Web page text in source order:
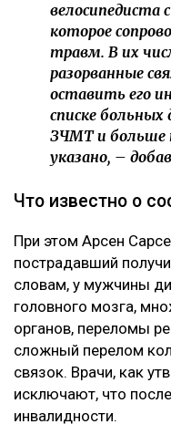
велосипедиста
которое
травм. В их
разорванные
оставить его
списке больных
ЗЧМТ и больше
указано, –
Что известно о
При этом Арсен
пострадавший
словам, у мужчины
головного мозга,
органов, переломы
сложный перелом
связок. Врачи, как
исключают, что
инвалидности.